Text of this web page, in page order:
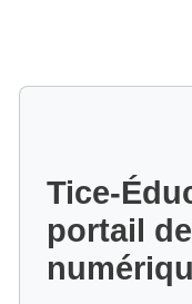
Tice-
portail